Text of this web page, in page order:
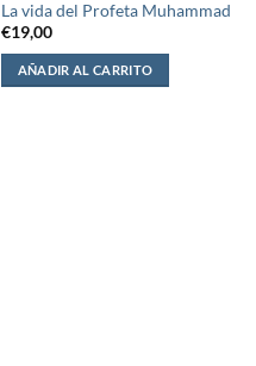
La vida del Profeta Muhammad
€19,00
AÑADIR AL CARRITO